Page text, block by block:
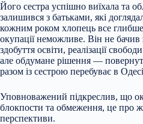
Його сестра успішно виїхала та
залишився з батьками, які
кожним роком хлопець все
окупації неможливе. Він не бачив
здобуття освіти, реалізації
але обдумане рішення —
разом із сестрою перебуває в
Уповноважений підкреслив, що
блокпости та обмеження, це про
перспективи.